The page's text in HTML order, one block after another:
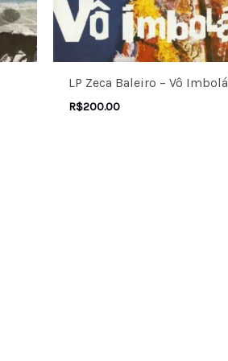
LP Zeca Baleiro – Vô Imbolá
R$200.00